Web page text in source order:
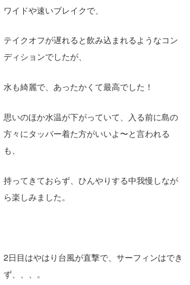
ワイドや速いブレイクで、
テイクオフが遅れると飲み込まれるようなコン
ディションでしたが、
水も綺麗で、あったかくて最高でした！
思いのほか水温が下がっていて、入る前に島の
方々にタッパー着た方がいいよ〜と言われる
も、
持ってきておらず、ひんやりする中我慢しなが
ら楽しみました。
2日目はやはり台風が直撃で、サーフィンはでき
ず、、、。